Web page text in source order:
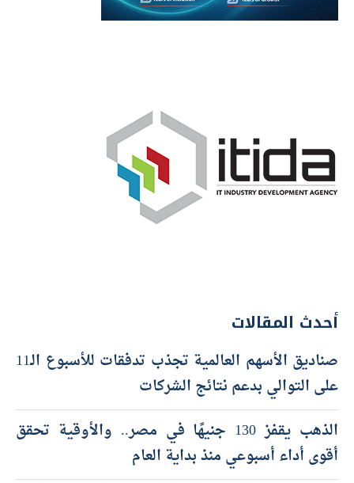
أحدث المقالات
صناديق الأسهم العالمية تجذب تدفقات للأسبوع الـ11
على التوالي بدعم نتائج الشركات
الذهب يقفز 130 جنيهًا في مصر.. والأوقية تحقق
أقوى أداء أسبوعي منذ بداية العام